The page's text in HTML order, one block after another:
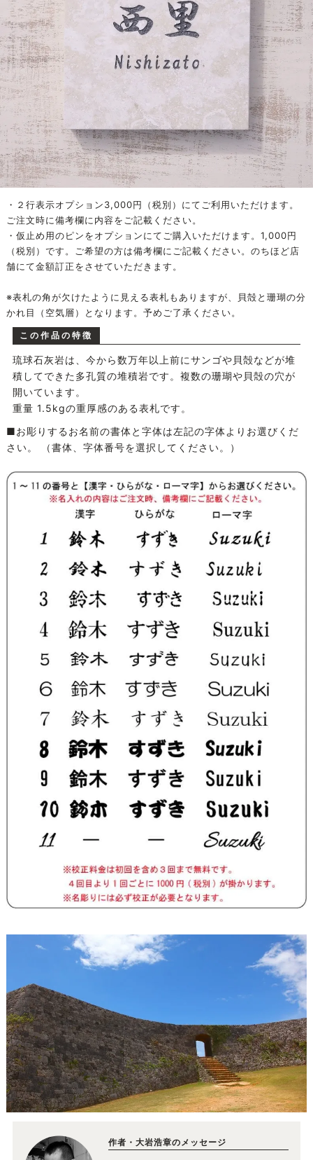
・２行表示オプション3,000円（税別）にてご利用いただけます。
ご注文時に備考欄に内容をご記載ください。
・仮止め用のピンをオプションにてご購入いただけます。1,000円
（税別）です。ご希望の方は備考欄にご記載ください。のちほど店
舗にて金額訂正をさせていただきます。
※表札の角が欠けたように見える表札もありますが、貝殻と珊瑚の分
かれ目（空気層）となります。予めご了承ください。
この作品の特徴
琉球石灰岩は、今から数万年以上前にサンゴや貝殻などが堆
積してできた多孔質の堆積岩です。複数の珊瑚や貝殻の穴が
開いています。
重量 1.5kgの重厚感のある表札です。
■お彫りするお名前の書体と字体は左記の字体よりお選びくだ
さい。 （書体、字体番号を選択してください。）
作者・大岩浩章のメッセージ